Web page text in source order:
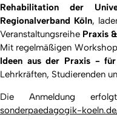
Rehabilitation der
Regionalverband Köln,
Veranstaltungsreihe Praxis
Mit regelmäßigen
Ideen aus der Praxis -
Lehrkräften, Studierenden
Die Anmeldung
sonderpaedagogik-